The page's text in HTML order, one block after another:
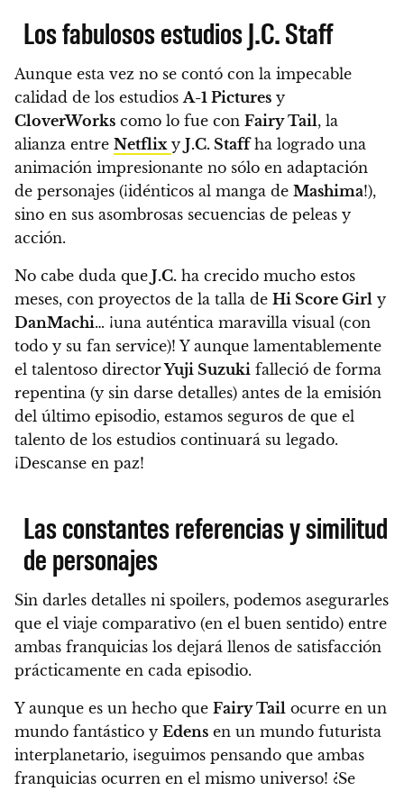
Los fabulosos estudios J.C. Staff
Aunque esta vez no se contó con la impecable
calidad de los estudios A-1 Pictures y
CloverWorks como lo fue con Fairy Tail, la
alianza entre Netflix y J.C. Staffha logrado una
animación impresionante no sólo en adaptación
de personajes (¡idénticos al manga de Mashima!),
sino en sus asombrosas secuencias de peleas y
acción.
No cabe duda que J.C. ha crecido mucho estos
meses, con proyectos de la talla de Hi Score Girl y
DanMachi… ¡una auténtica maravilla visual (con
todo y su fan service)! Y aunque lamentablemente
el talentoso directorYuji Suzuki falleció de forma
repentina (y sin darse detalles) antes de la emisión
del último episodio, estamos seguros de que el
talento de los estudios continuará su legado.
¡Descanse en paz!
Las constantes referencias y similitud
de personajes
Sin darles detalles ni spoilers, podemos asegurarles
que el viaje comparativo (en el buen sentido) entre
ambas franquicias los dejará llenos de satisfacción
prácticamente en cada episodio.
Y aunque es un hecho que Fairy Tail ocurre en un
mundo fantástico y Edens en un mundo futurista
interplanetario, ¡seguimos pensando que ambas
franquicias ocurren en el mismo universo! ¿Se